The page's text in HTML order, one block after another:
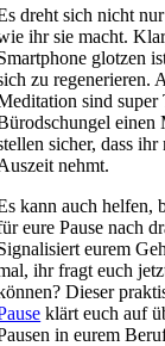
dreht sich nicht
ihr sie macht.
glotzen
zu regenerieren.
sind super
einen
sicher, dass
nehmt.
kann auch helfen,
eure Pause nach
eurem
ihr fragt euch
Dieser
klärt euch auf
in eurem